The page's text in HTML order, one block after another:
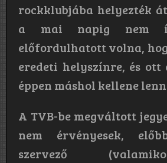
rockklubjába helyezték
a mai napig nem
előfordulhatott volna,
eredeti helyszínre, és
éppen máshol kellene
A TVB-be megváltott
nem érvényesek,
szervező